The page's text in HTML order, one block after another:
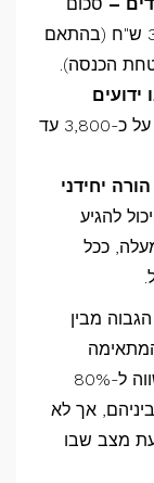
הפטור עומד על כ-2,600 עד 3,000 ש"ח (בהתאם
הכנסה).
סכום הפטור גדל ועומד על כ-3,800 עד
יחידני
להגיע
6,000 ש"ח ומעלה, ככל
מבין
למצבו המשפחתי של העובד או סכום השווה ל-80%
אך לא
מצב שבו